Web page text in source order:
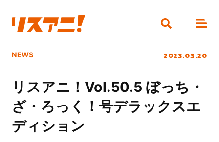
NEWS 2023.03.20
リスアニ！Vol.50.5 ぼっち・
ざ・ろっく！号デラックスエ
ディション